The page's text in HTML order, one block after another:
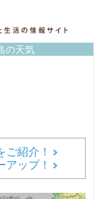
の天気
紹介！
ップ！